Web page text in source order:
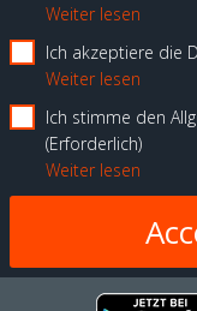
Weiter lesen
Ich akzeptiere die
Weiter lesen
Ich stimme den
Erforderlich
Weiter lesen